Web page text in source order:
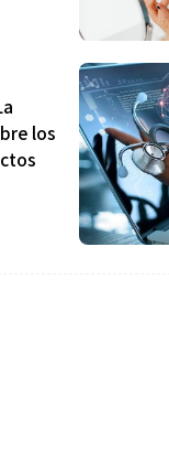
los
de un partido
que
para rendir